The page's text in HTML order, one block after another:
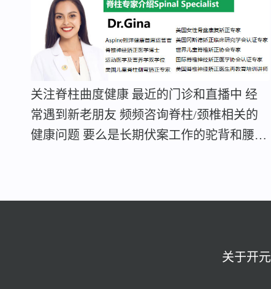
关注脊柱曲度健康 最近的门诊和直播中 经
常遇到新老朋友 频频咨询脊柱/颈椎相关的
健康问题 要么是长期伏案工作的驼背和腰痛
关于开元